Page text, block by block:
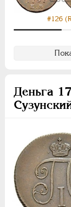
#126
Деньга
ВРЕМЕННОЕ